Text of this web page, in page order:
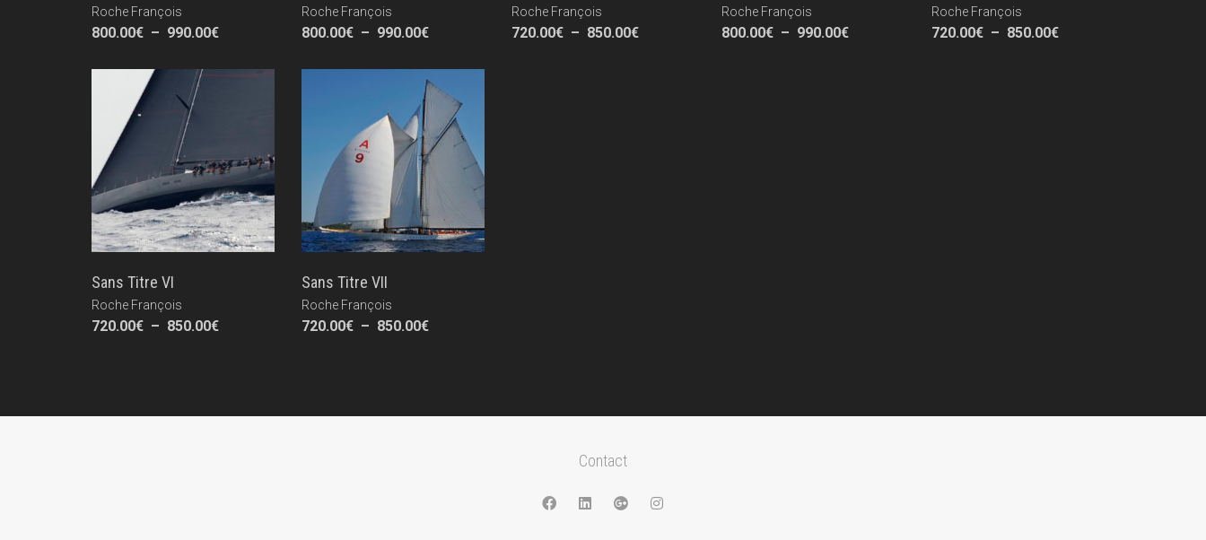
Roche François
800.00€ – 990.00€Plage
prix :
Roche François
800.00€ – 990.00€Plage
prix :
800.00€
990.00€
Roche François
720.00€ – 850.00€Plage
Roche François
800.00€ – 990.00€Plage
Roche François
720.00€ – 850.00€Plage
Sans Titre VI
Roche François
720.00€ – 850.00€Plage
850.00€
Sans Titre VII
Roche François
720.00€ – 850.00€Plage
850.00€
Contact